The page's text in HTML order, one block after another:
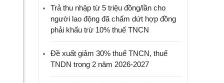
Trả thu nhập từ 5 triệu đồng/lần cho
người lao động đã chấm dứt hợp đồng
phải khấu trừ 10% thuế TNCN
Đề xuất giảm 30% thuế TNCN, thuế
TNDN trong 2 năm 2026-2027